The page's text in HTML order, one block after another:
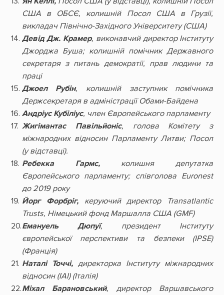
США в ОБСЄ, колишній Посол США в Грузії,
викладач Північно-Західного Університету (США)
Девід Дж. Крамер, виконавчий директор Інституту
Джорджа Буша; колишній помічник Державного
секретаря з питань демократії, прав людини та
праці
Джоел Рубін, колишній заступник помічника
Держсекретаря в адміністрації Обами-Байдена
Андріус Кубіліус, член Європейського парламенту
Жигімантас Павільйоніс, голова Комітету з
міжнародних відносин Парламенту Литви; Посол
(у відставці).
Ребекка Гармс,колишня депутатка
Європейського парламенту; співголова Euronest
до 2019 року
Йорг Форбріг,керуючий директор Transatlantic
Trusts, Німецький фонд Маршалла США (GMF)
Емануель Дюпуї, президент Інституту
європейської перспективи та безпеки (IPSE)
(Франція)
Наталі Точчі,директорка Інституту міжнародних
відносин (IAI) (Італія)
Міхал Барановський, директор Варшавського